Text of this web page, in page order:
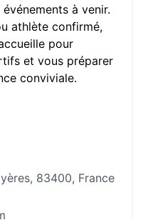
à venir.
athlète confirmé,
pour
et vous préparer
conviviale.
83400, France